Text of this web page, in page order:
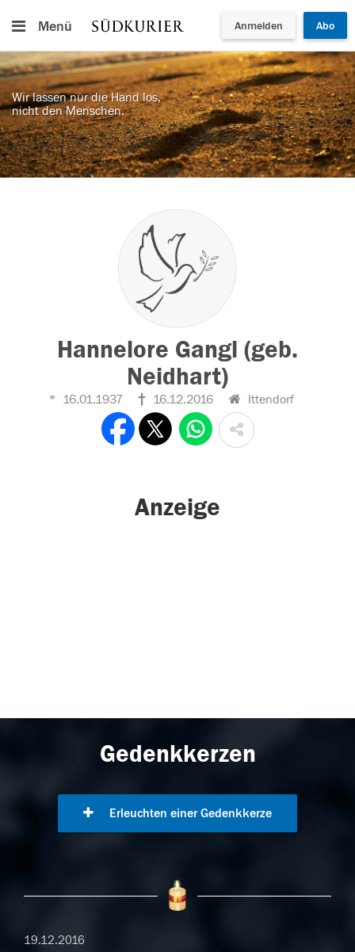
Menü Anmelden Abo
Wir lassen nur die Hand los,
nicht den Menschen.
Hannelore Gangl (geb.
Neidhart)
16.01.1937 16.12.2016 Ittendorf
Anzeige
Gedenkkerzen
Erleuchten einer Gedenkkerze
19.12.2016